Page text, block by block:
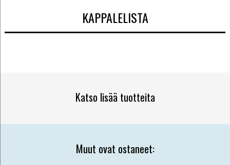
KAPPALELISTA
Katso lisää tuotteita
Muut ovat ostaneet: